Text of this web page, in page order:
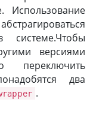
Использование
версиями
переключить
два
.